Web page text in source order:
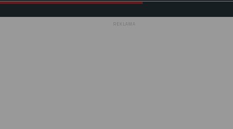
REKLAMA